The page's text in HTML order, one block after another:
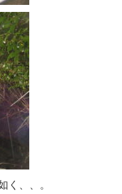
く、、。